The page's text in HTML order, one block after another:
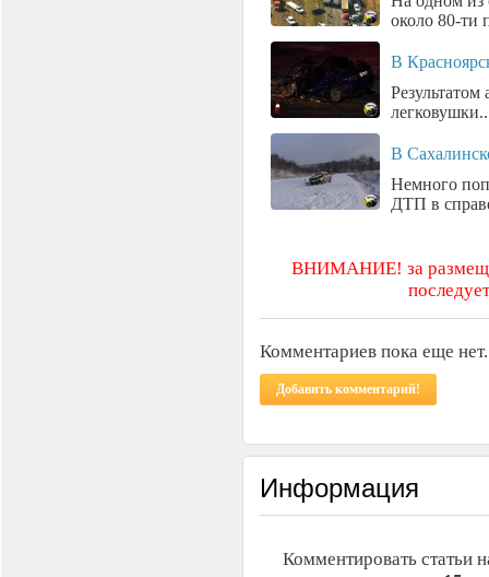
около 80-ти
В
Результатом
В
Немного
ДТП в
ВНИМАНИЕ! за
Комментариев пока еще
Добавить комментарий!
Информация
Комментировать статьи